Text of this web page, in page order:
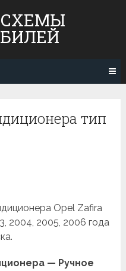
тип
Opel Zafira
2004, 2005, 2006 года
— Ручное